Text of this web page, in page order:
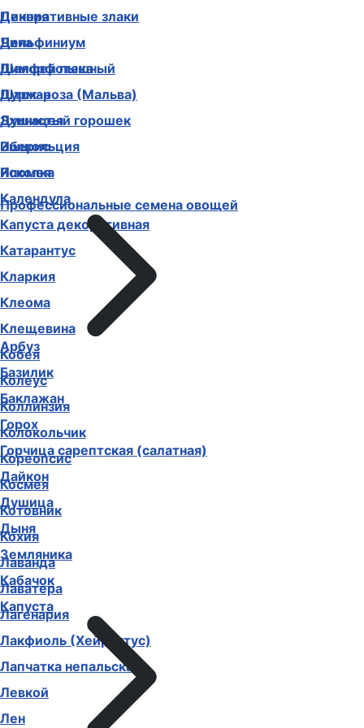
Декоративные злаки
Дельфиниум
Диморфотека
Дурман
Душистый горошек
Иберис
Ипомея
Календула
Капуста декоративная
Катарантус
Кларкия
Клеома
Клещевина
Кобея
Колеус
Коллинзия
Колокольчик
Кореопсис
Космея
Котовник
Кохия
Лаванда
Лаватера
Лагенария
Лакфиоль (Хейрантус)
Лапчатка непальская
Левкой
Лен
Цинния
Чина
Шалфей пышный
Шток-роза (Мальва)
Эхинацея
Эшшольция
Ясколка
Профессиональные семена овощей
Арбуз
Базилик
Баклажан
Горох
Горчица сарептская (салатная)
Дайкон
Душица
Дыня
Земляника
Кабачок
Капуста